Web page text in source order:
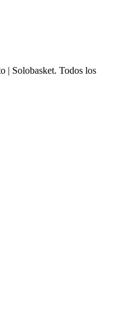
| Solobasket. Todos los